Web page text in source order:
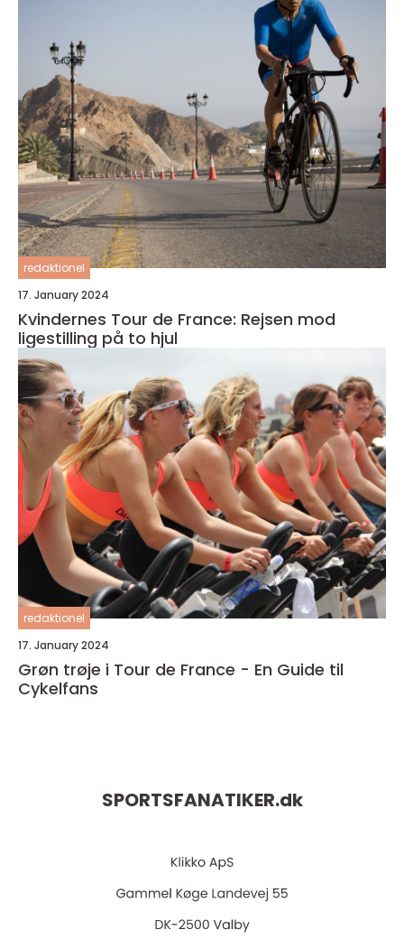
redaktionel
17. January 2024
Kvindernes Tour de France: Rejsen mod
ligestilling på to hjul
redaktionel
17. January 2024
Grøn trøje i Tour de France - En Guide til
Cykelfans
SPORTSFANATIKER.dk